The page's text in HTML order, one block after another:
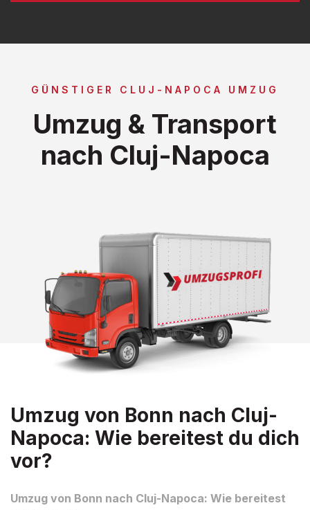
GÜNSTIGER CLUJ-NAPOCA UMZUG
Umzug & Transport
nach Cluj-Napoca
Umzug von Bonn nach Cluj-
Napoca: Wie bereitest du dich
vor?
Umzug von Bonn nach Cluj-Napoca: Wie bereitest